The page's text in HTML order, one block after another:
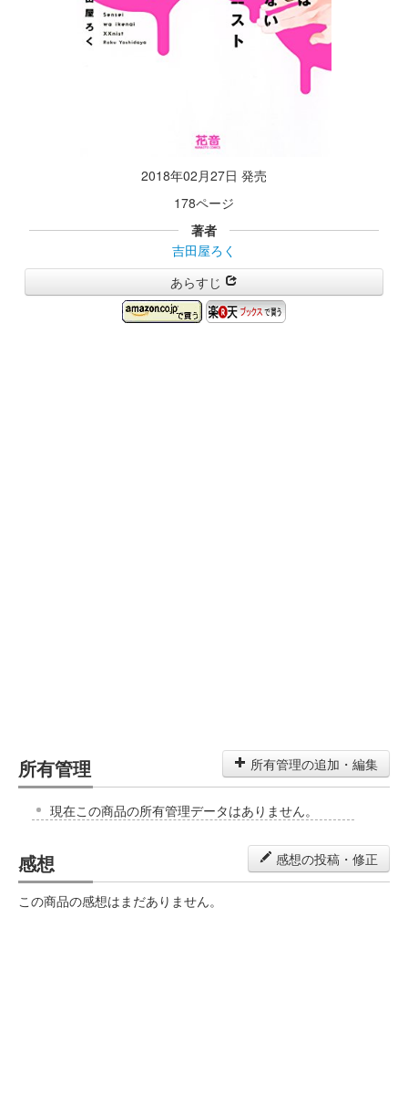
2018年02月27日 発売
178ページ
著者
吉田屋ろく
あらすじ
所有管理 所有管理の追加・編集
現在この商品の所有管理データはありません。
感想 感想の投稿・修正
この商品の感想はまだありません。